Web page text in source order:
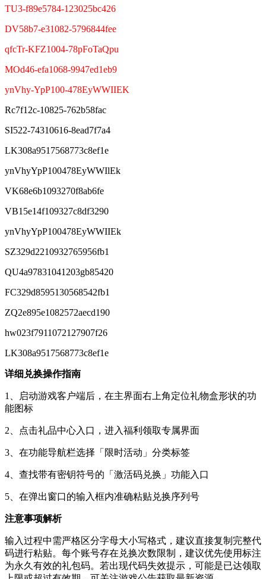
TU3-f89e5784-123025bc426
DV58b7-e31082-5796844fee
qfcTr-KFZ1004-78pFoTaQpu
MOd46-efa1068-9947ed1eb9
ynVhy-YpP100-478EyWWIIEK
Rc7f12c-10825-762b58fac
SI522-74310616-8ead7f7a4
LK308a9517568773c8ef1e
ynVhyYpP100478EyWWIlEk
VK68e6b1093270f8ab6fe
VB15e14f109327c8df3290
ynVhyYpP100478EyWWIIEk
SZ329d2210932765956fb1
QU4a97831041203gb85420
FC329d8595130568542fb1
ZQ2e895e1082572aecd190
hw023f7911072127907f26
LK308a9517568773c8ef1e
详细兑换操作指南
1、启动游戏客户端后，在主界面右上角定位礼物盒形状的功
能图标
2、点击礼品中心入口，进入福利领取专属界面
3、在功能导航栏选择「限时活动」分类标签
4、查找带有密钥符号的「激活码兑换」功能入口
5、在弹出窗口的输入框内准确粘贴兑换序列号
注意事项解析
输入过程中需严格区分字母大小写格式，建议直接复制完整代
码进行粘贴。每个账号存在兑换次数限制，建议优先使用标注
为永久有效的礼包码。若出现代码失效提示，可能是已达领取